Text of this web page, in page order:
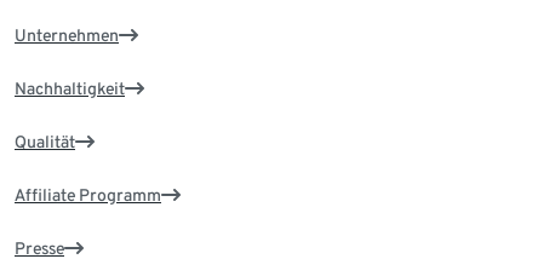
Unternehmen
Nachhaltigkeit
Qualität
Affiliate Programm
Presse